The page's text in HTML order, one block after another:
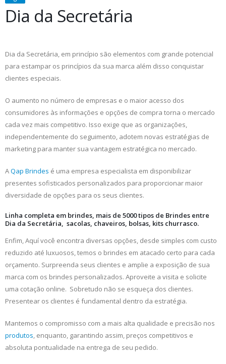
Dia da Secretária
Dia da Secretária, em princípio são elementos com grande potencial
para estampar os princípios da sua marca além disso conquistar
clientes especiais.
O aumento no número de empresas e o maior acesso dos
consumidores às informações e opções de compra torna o mercado
cada vez mais competitivo. Isso exige que as organizações,
independentemente do seguimento, adotem novas estratégias de
marketing para manter sua vantagem estratégica no mercado.
AQap Brindes é uma empresa especialista em disponibilizar
presentes sofisticados personalizados para proporcionar maior
diversidade de opções para os seus clientes.
Linha completa em brindes, mais de 5000 tipos de Brindes entre
Dia da Secretária, sacolas, chaveiros, bolsas, kits churrasco.
Enfim, Aquí você encontra diversas opções, desde simples com custo
reduzido até luxuosos, temos o brindes em atacado certo para cada
orçamento. Surpreenda seus clientes e amplie a exposição de sua
marca com os brindes personalizados. Aproveite a visita e solicite
uma cotação online. Sobretudo não se esqueça dos clientes.
Presentear os clientes é fundamental dentro da estratégia.
Mantemos o compromisso com a mais alta qualidade e precisão nos
produtos, enquanto, garantindo assim, preços competitivos e
absoluta pontualidade na entrega de seu pedido.